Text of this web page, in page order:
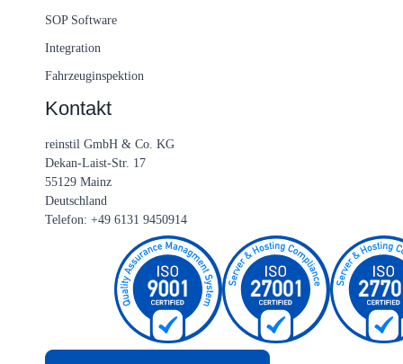
SOP Software
Integration
Fahrzeuginspektion
Kontakt
reinstil GmbH & Co. KG
Dekan-Laist-Str. 17
55129 Mainz
Deutschland
Telefon: +49 6131 9450914